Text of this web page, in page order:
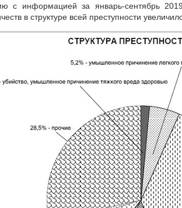
с информацией за январь-сентябрь
в структуре всей преступности